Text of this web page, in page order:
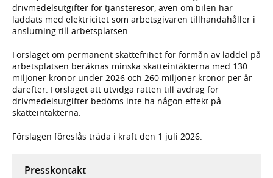
drivmedelsutgifter för tjänsteresor, även om bilen har
laddats med elektricitet som arbetsgivaren tillhandahåller i
anslutning till arbetsplatsen.
Förslaget om permanent skattefrihet för förmån av laddel på
arbetsplatsen beräknas minska skatteintäkterna med 130
miljoner kronor under 2026 och 260 miljoner kronor per år
därefter. Förslaget att utvidga rätten till avdrag för
drivmedelsutgifter bedöms inte ha någon effekt på
skatteintäkterna.
Förslagen föreslås träda i kraft den 1 juli 2026.
Presskontakt